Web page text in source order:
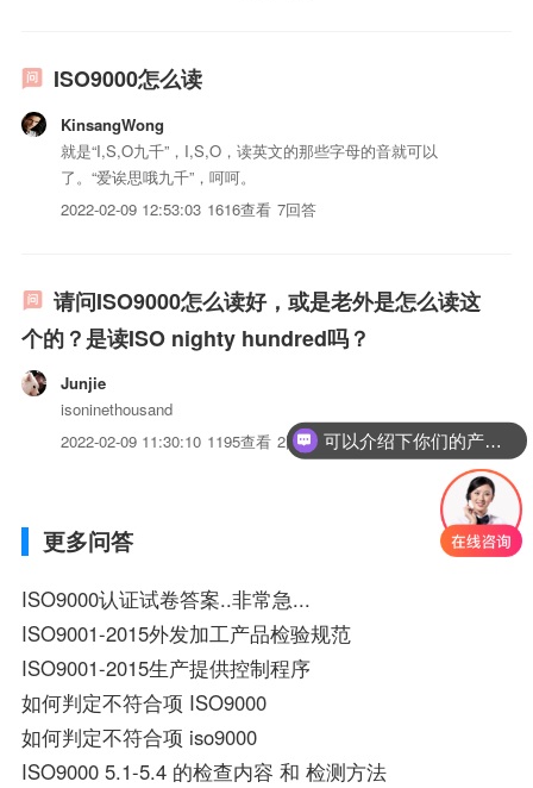
ISO9000怎么读
KinsangWong
就是“I,S,O九千”，I,S,O，读英文的那些字母的音就可以
了。“爱诶思哦九千”，呵呵。
2022-02-09 12:53:03 1616查看 7回答
请问ISO9000怎么读好，或是老外是怎么读这
个的？是读ISO nighty hundred吗？
Junjie
isoninethousand
2022-02-09 11:30:10 1195查看 2回答
更多问答
ISO9000认证试卷答案..非常急...
ISO9001-2015外发加工产品检验规范
ISO9001-2015生产提供控制程序
如何判定不符合项 ISO9000
如何判定不符合项 iso9000
ISO9000 5.1-5.4 的检查内容 和 检测方法
可以介绍下你们的产品么？